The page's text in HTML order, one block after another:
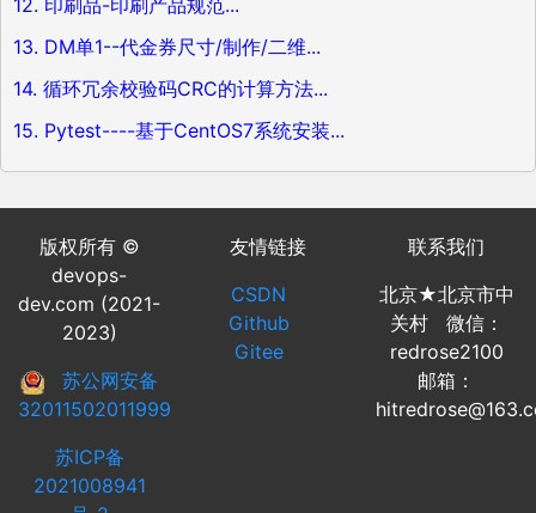
13. DM单1--代金券尺寸/制作/二维...
14. 循环冗余校验码CRC的计算方法...
15. Pytest----基于CentOS7系统安装...
版权所有 ©
devops-
dev.com (2021-
2023)
苏公网安备
32011502011999
苏ICP备
2021008941
友情链接
CSDN
Github
Gitee
联系我们
北京★北京市中
关村 微信：
redrose2100
邮箱：